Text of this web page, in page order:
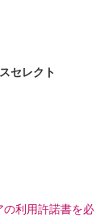
セレクト
の利用許諾書を必